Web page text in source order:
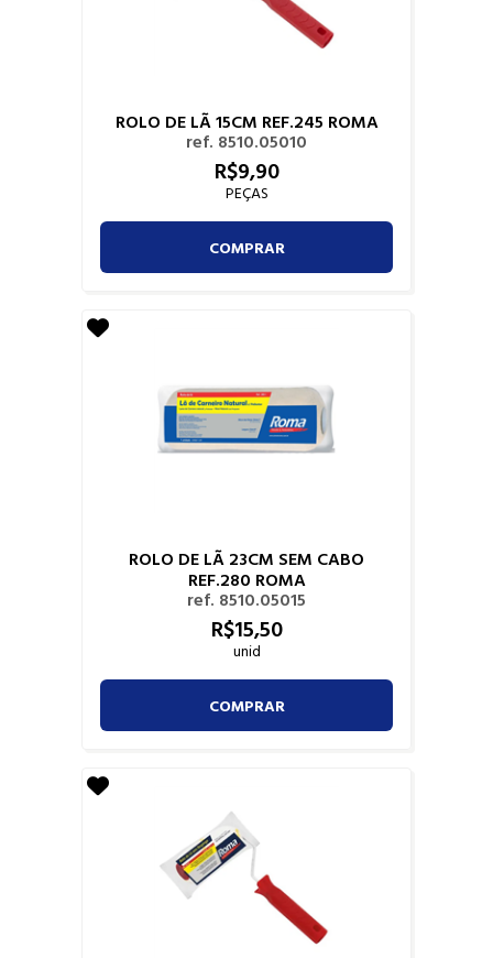
ROLO DE LÃ 15CM REF.245 ROMA
ref. 8510.05010
R$9,90
PEÇAS
COMPRAR
ROLO DE LÃ 23CM SEM CABO
REF.280 ROMA
ref. 8510.05015
R$15,50
unid
COMPRAR